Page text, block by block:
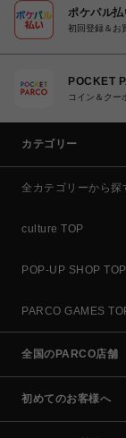
ポケパル払
初回登録＆お
POCKET
コイン＆クー
カテゴリー
全カテゴリーから探
culture TOP
POP-UP SHOP TOP
PARCO GAMES
全国のPARCO店舗
初めてのお客様へ